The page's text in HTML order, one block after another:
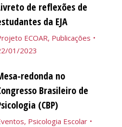
de reflexões de
da EJA
ECOAR, Publicações
01/2023
redonda no
Brasileiro de
(CBP)
, Psicologia Escolar